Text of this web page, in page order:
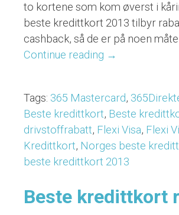
to kortene som kom øverst i
beste kredittkort 2013 tilbyr
cashback, så de er på noen
Continue reading “To
i
2013”
→
Tags: 365 Mastercard,
Beste kredittkort, Beste
drivstoffrabatt, Flexi Visa, Flexi
Kredittkort, Norges beste
beste kredittkort 2013
Beste kredittkort